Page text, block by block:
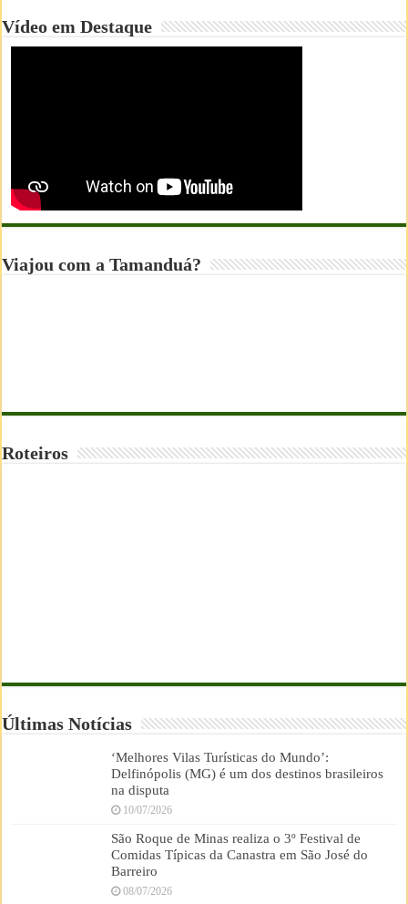
Vídeo em Destaque
Viajou com a Tamanduá?
Roteiros
Últimas Notícias
‘Melhores Vilas Turísticas do Mundo’:
Delfinópolis (MG) é um dos destinos brasileiros
na disputa
10/07/2026
São Roque de Minas realiza o 3º Festival de
Comidas Típicas da Canastra em São José do
Barreiro
08/07/2026